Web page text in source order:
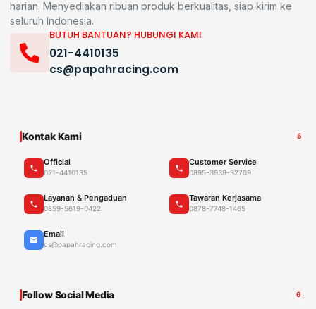
harian. Menyediakan ribuan produk berkualitas, siap kirim ke
seluruh Indonesia.
BUTUH BANTUAN? HUBUNGI KAMI
021-4410135
cs@papahracing.com
Kontak Kami 5
Official
021-4410135
Customer Service
0895-3939-32709
Layanan & Pengaduan
0859-5619-0422
Tawaran Kerjasama
0878-7748-1465
Email
cs@papahracing.com
Follow Social Media 6